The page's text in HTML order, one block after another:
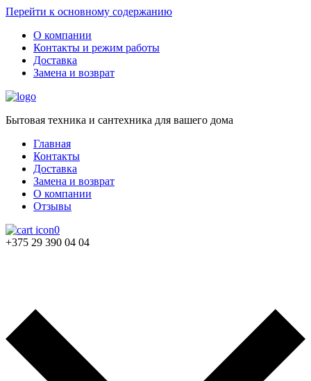
Перейти к основному содержанию
О компании
Контакты и режим работы
Доставка
Замена и возврат
Бытовая техника и сантехника для вашего дома
Главная
Контакты
Доставка
Замена и возврат
О компании
Отзывы
0
+375 29 390 04 04